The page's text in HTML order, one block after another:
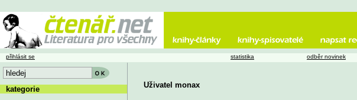
Uživatel monax
přihlásit se statistika odběr novinek
kategorie